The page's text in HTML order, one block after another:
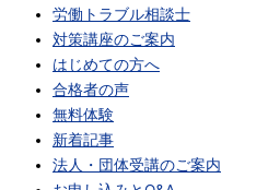
労働トラブル相談士
対策講座のご案内
はじめての方へ
合格者の声
無料体験
新着記事
法人・団体受講のご案内